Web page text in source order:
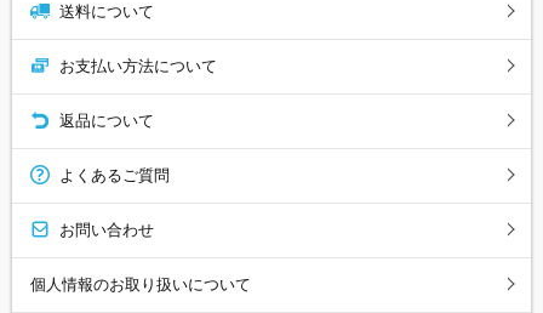
送料について
お支払い方法について
返品について
よくあるご質問
お問い合わせ
個人情報のお取り扱いについて